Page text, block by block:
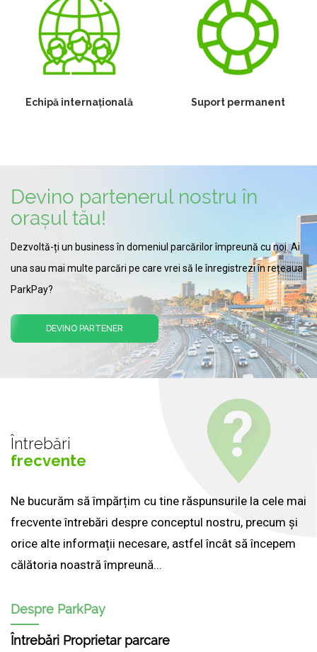
Echipă internațională Suport permanent
Devino partenerul nostru în
orașul tău!
Dezvoltă-ți un business în domeniul parcărilor împreună cu noi. Ai
una sau mai multe parcări pe care vrei să le înregistrezi în rețeaua
ParkPay?
DEVINO PARTENER
Întrebări
frecvente
Ne bucurăm să împărțim cu tine răspunsurile la cele mai
frecvente întrebări despre conceptul nostru, precum și
orice alte informații necesare, astfel încât să începem
călătoria noastră împreună...
Despre ParkPay
Întrebări Proprietar parcare